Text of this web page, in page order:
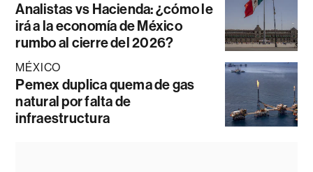
Analistas vs Hacienda: ¿cómo le
irá a la economía de México
rumbo al cierre del 2026?
MÉXICO
Pemex duplica quema de gas
natural por falta de
infraestructura